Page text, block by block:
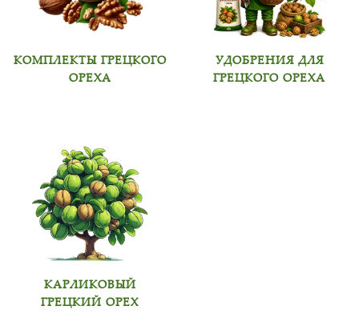
КОМПЛЕКТЫ ГРЕЦКОГО
ОРЕХА
УДОБРЕНИЯ ДЛЯ
ГРЕЦКОГО ОРЕХА
КАРЛИКОВЫЙ
ГРЕЦКИЙ ОРЕХ